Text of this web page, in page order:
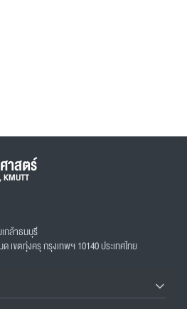
าสตร์
KMUTT
กล้าธนบุรี
เขตทุ่งครุ กรุงเทพฯ 10140 ประเทศไทย